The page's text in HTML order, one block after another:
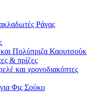
Ράγας
και Πολύπριζα Καουτσούκ
& πρίζες
και χρονοδιακόπτες
Φις Σούκο